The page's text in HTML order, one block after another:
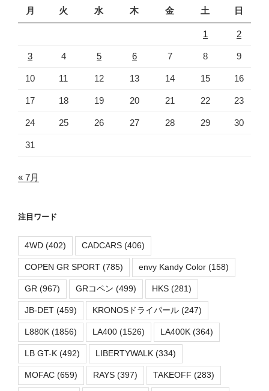
月
火 水 木 金 土 日
1 2
3 4 5 6 7 8 9
10 11 12 13 14 15 16
17 18 19 20 21 22 23
24 25 26 27 28 29 30
31
« 7月
注目ワード
4WD (402) CADCARS (406)
COPEN GR SPORT (785) envy Kandy Color (158)
GR (967) GRコペン (499) HKS (281)
JB-DET (459) KRONOSドライパール (247)
L880K (1856) LA400 (1526) LA400K (364)
LB GT-K (492) LIBERTYWALK (334)
MOFAC (659) RAYS (397) TAKEOFF (283)